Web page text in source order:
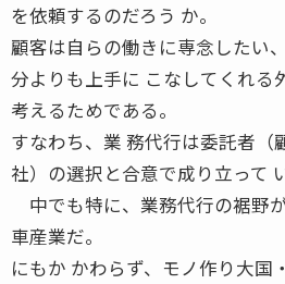
を依頼するのだろう か。
顧客は自らの働きに専念したい
分よりも上手に こなしてくれる
考えるためである。
すなわち、業 務代行は委託者（
社）の選択と合意で成り立って
中でも特に、業務代行の裾野
車産業だ。
にもか かわらず、モノ作り大国